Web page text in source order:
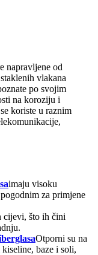
napravljene od
vlakana
po svojim
na koroziju i
koriste u raznim
imaju visoku
za primjene
cijevi, što ih čini
Otporni su na
baze i soli,